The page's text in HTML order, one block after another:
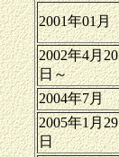
2001年01月
2002年4月20
日～
2004年7月
2005年1月29
日